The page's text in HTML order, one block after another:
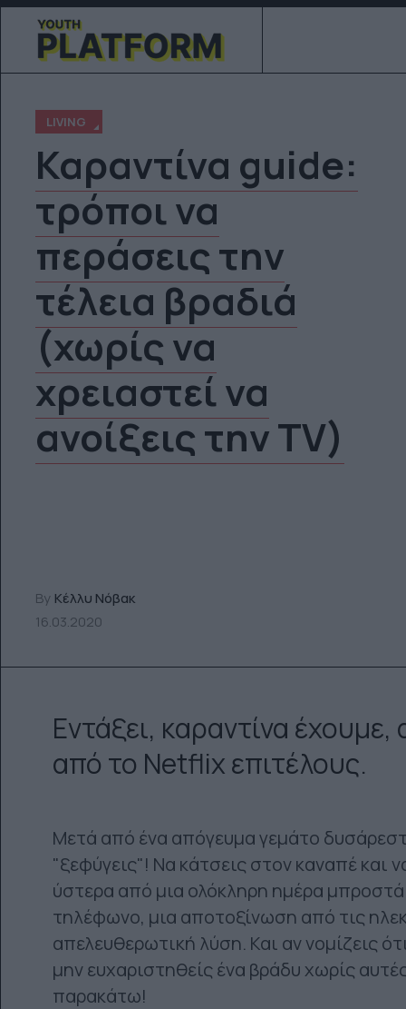
LIVING
Καραντίνα guide:
τρόποι να
περάσεις την
τέλεια βραδιά
(χωρίς να
χρειαστεί να
ανοίξεις την TV)
By Κέλλυ Νόβακ
16.03.2020
Εντάξει, καραντίνα
από το Netflix επιτέλους.
Μετά από ένα απόγευμα γεμάτο
"ξεφύγεις"! Να κάτσεις στον καναπέ και
ύστερα από μια ολόκληρη ημέρα
τηλέφωνο, μια αποτοξίνωση από τις
απελευθερωτική λύση. Και αν νομίζεις
μην ευχαριστηθείς ένα βράδυ χωρίς
παρακάτω!